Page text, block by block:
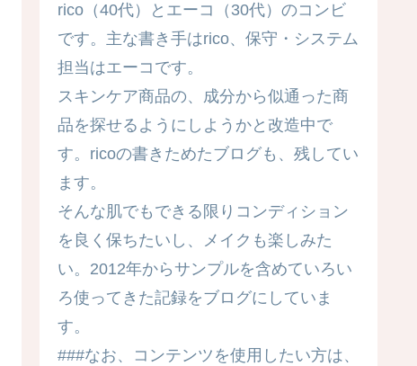
rico（40代）とエーコ（30代）のコンビ
です。主な書き手はrico、保守・システム
担当はエーコです。
スキンケア商品の、成分から似通った商
品を探せるようにしようかと改造中で
す。ricoの書きためたブログも、残してい
ます。
そんな肌でもできる限りコンディション
を良く保ちたいし、メイクも楽しみた
い。2012年からサンプルを含めていろい
ろ使ってきた記録をブログにしていま
す。
###なお、コンテンツを使用したい方は、